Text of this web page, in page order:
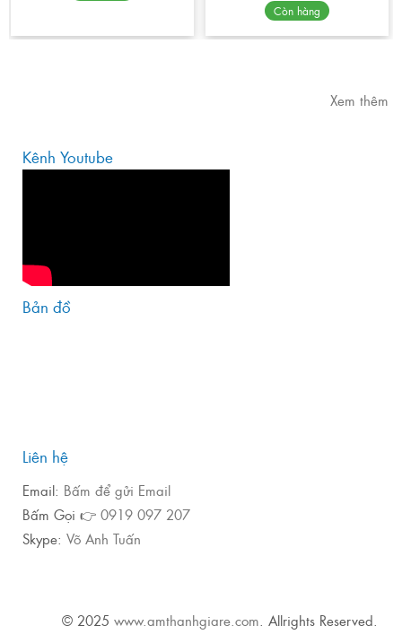
Còn hàng
Xem thêm
Kênh Youtube
Bản đồ
Liên hệ
Email: Bấm để gửi Email
Bấm Gọi 👉 0919 097 207
Skype: Võ Anh Tuấn
© 2025 www.amthanhgiare.com. Allrights Reserved.